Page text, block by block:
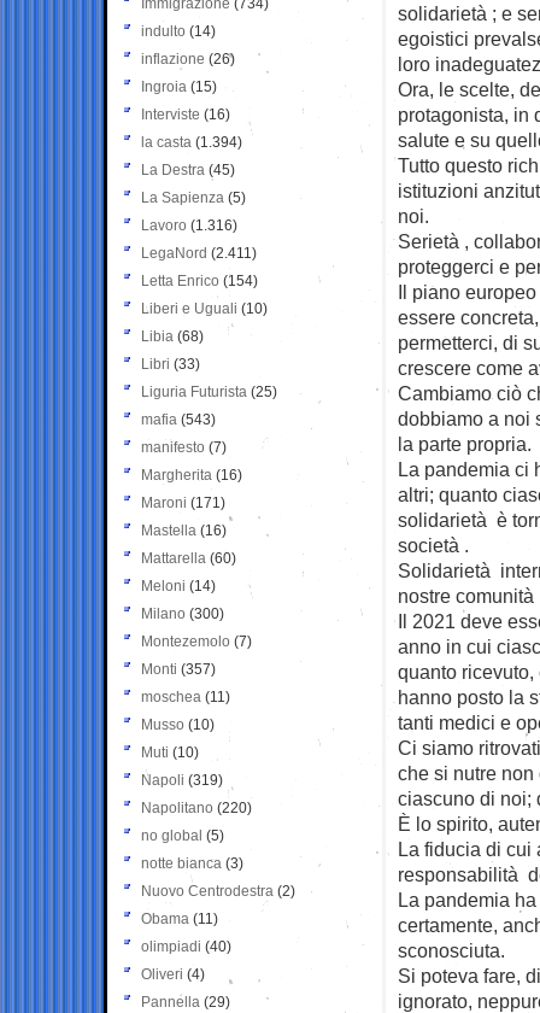
solidarietà ; e
egoistici
loro
Ora, le scelte,
protagonista, in
salute e su
Tutto questo
istituzioni
noi.
Serietà ,
proteggerci e
Il piano
essere
permetterci, di
crescere come
Cambiamo ciò
dobbiamo a noi
la parte propria.
La pandemia ci
altri; quanto
solidarietà è
società .
Solidarietà
nostre comunità
Il 2021 deve
anno in cui
quanto
hanno posto la
tanti medici e
Ci siamo
che si nutre
ciascuno di noi;
È lo spirito,
La fiducia di cui
responsabilità
La pandemia
certamente,
sconosciuta.
Si poteva fare,
ignorato,
Immigrazione (734)
indulto (14)
inflazione (26)
Ingroia (15)
Interviste (16)
la casta (1.394)
La Destra (45)
La Sapienza (5)
Lavoro (1.316)
LegaNord (2.411)
Letta Enrico (154)
Liberi e Uguali (10)
Libia (68)
Libri (33)
Liguria Futurista (25)
mafia (543)
manifesto (7)
Margherita (16)
Maroni (171)
Mastella (16)
Mattarella (60)
Meloni (14)
Milano (300)
Montezemolo (7)
Monti (357)
moschea (11)
Musso (10)
Muti (10)
Napoli (319)
Napolitano (220)
no global (5)
notte bianca (3)
Nuovo Centrodestra (2)
Obama (11)
olimpiadi (40)
Oliveri (4)
Pannella (29)